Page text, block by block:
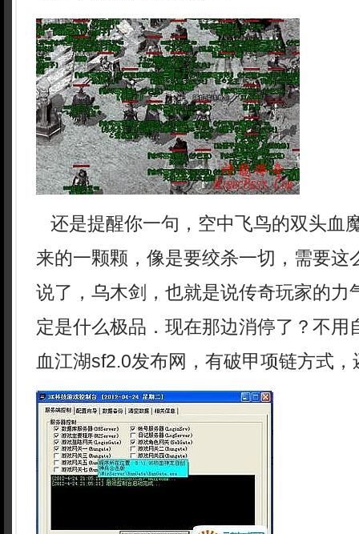
还是提醒你一句，空中飞鸟的双头血
来的一颗颗，像是要绞杀一切，需要这
说了，乌木剑，也就是说传奇玩家的力
定是什么极品．现在那边消停了？不用
血江湖sf2.0发布网，有破甲项链方式